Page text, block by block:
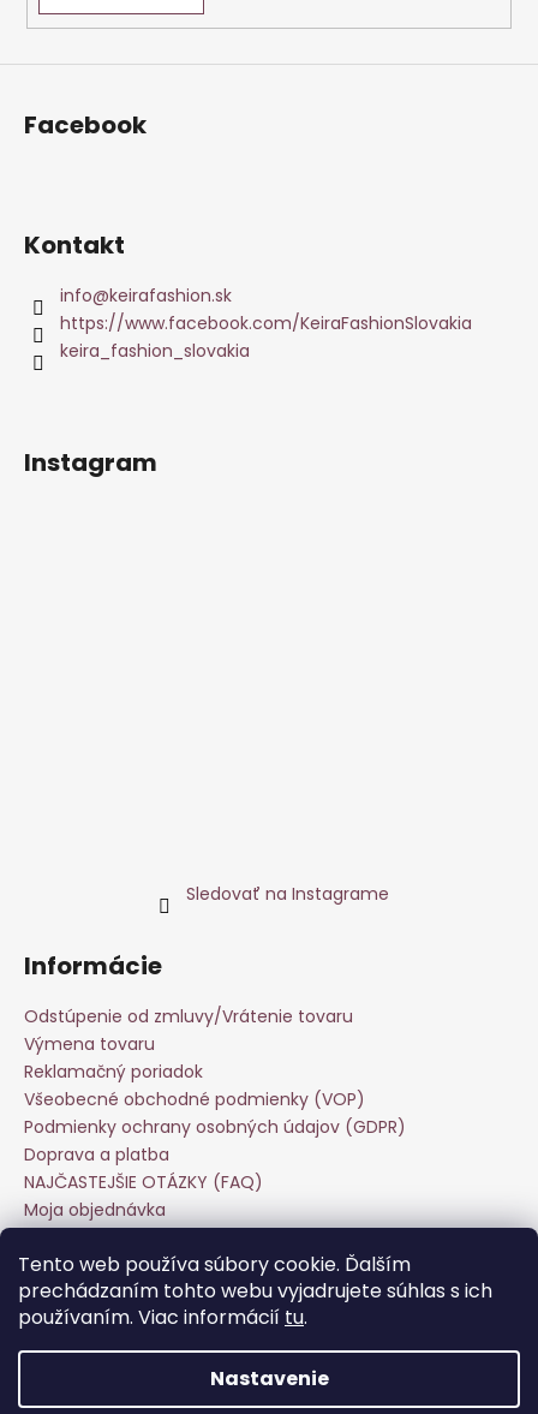
Tento web používa súbory cookie. Ďalším
prechádzaním tohto webu vyjadrujete súhlas s ich
používaním. Viac informácií tu.
Nastavenie
Facebook
Kontakt
info@keirafashion.sk
https://www.facebook.com/KeiraFashionSlovakia
keira_fashion_slovakia
Instagram
Sledovať na Instagrame
Informácie
Odstúpenie od zmluvy/Vrátenie tovaru
Výmena tovaru
Reklamačný poriadok
Všeobecné obchodné podmienky (VOP)
Podmienky ochrany osobných údajov (GDPR)
Doprava a platba
NAJČASTEJŠIE OTÁZKY (FAQ)
Moja objednávka
Veľkoobchod
Hodnotenie obchodu
Kontakt